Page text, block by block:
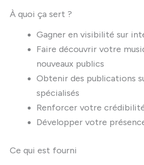
À quoi ça sert ?
Gagner en visibilité sur
Faire découvrir votre
nouveaux publics
Obtenir des publications
spécialisés
Renforcer votre
Développer votre
Ce qui est fourni